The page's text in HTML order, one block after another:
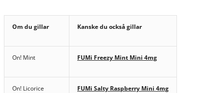
Om du gillar Kanske du också gillar
On! Mint FUMi Freezy Mint Mini 4mg
On! Licorice FUMi Salty Raspberry Mini 4mg